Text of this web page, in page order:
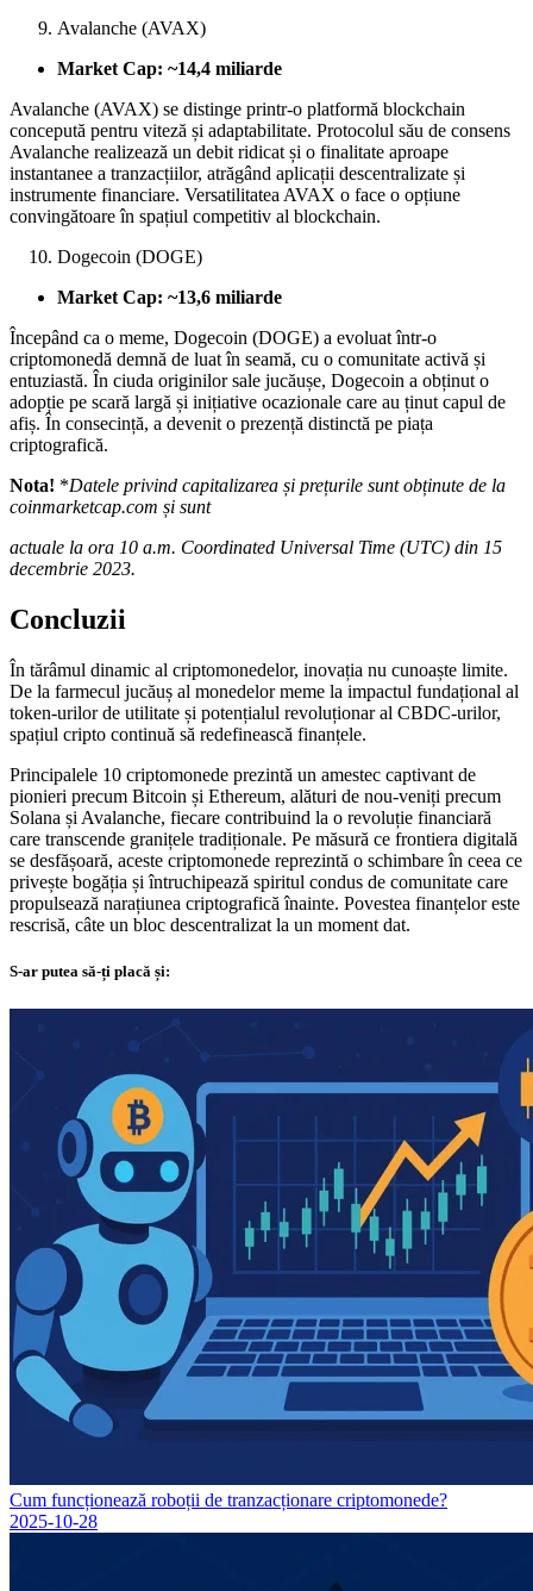
Avalanche (AVAX)
Market Cap: ~14,4 miliarde
Avalanche (AVAX) se distinge printr-o platformă blockchain
concepută pentru viteză și adaptabilitate. Protocolul său de consens
Avalanche realizează un debit ridicat și o finalitate aproape
instantanee a tranzacțiilor, atrăgând aplicații descentralizate și
instrumente financiare. Versatilitatea AVAX o face o opțiune
convingătoare în spațiul competitiv al blockchain.
Dogecoin (DOGE)
Market Cap: ~13,6 miliarde
Începând ca o meme, Dogecoin (DOGE) a evoluat într-o
criptomonedă demnă de luat în seamă, cu o comunitate activă și
entuziastă. În ciuda originilor sale jucăușe, Dogecoin a obținut o
adopție pe scară largă și inițiative ocazionale care au ținut capul de
afiș. În consecință, a devenit o prezență distinctă pe piața
criptografică.
Nota! *Datele privind capitalizarea și prețurile sunt obținute de la
coinmarketcap.com și sunt
actuale la ora 10 a.m. Coordinated Universal Time (UTC) din 15
decembrie 2023.
Concluzii
În tărâmul dinamic al criptomonedelor, inovația nu cunoaște limite.
De la farmecul jucăuș al monedelor meme la impactul fundațional al
token-urilor de utilitate și potențialul revoluționar al CBDC-urilor,
spațiul cripto continuă să redefinească finanțele.
Principalele 10 criptomonede prezintă un amestec captivant de
pionieri precum Bitcoin și Ethereum, alături de nou-veniți precum
Solana și Avalanche, fiecare contribuind la o revoluție financiară
care transcende granițele tradiționale. Pe măsură ce frontiera digitală
se desfășoară, aceste criptomonede reprezintă o schimbare în ceea ce
privește bogăția și întruchipează spiritul condus de comunitate care
propulsează narațiunea criptografică înainte. Povestea finanțelor este
rescrisă, câte un bloc descentralizat la un moment dat.
S-ar putea să-ți placă și:
Cum funcționează roboții de tranzacționare criptomonede?
2025-10-28